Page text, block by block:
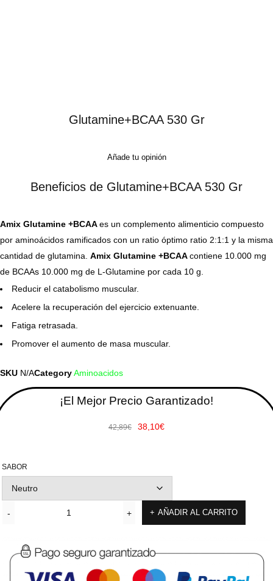
Glutamine+BCAA 530 Gr
Añade tu opinión
Beneficios de Glutamine+BCAA 530 Gr
Amix Glutamine +BCAAes un complemento alimenticio compuesto
por aminoácidos ramificados con un ratio óptimo ratio 2:1:1 y la misma
cantidad de glutamina. Amix Glutamine +BCAAcontiene 10.000 mg
de BCAAs 10.000 mg de L-Glutamine por cada 10 g.
Reducir el catabolismo muscular.
Acelere la recuperación del ejercicio extenuante.
Fatiga retrasada.
Promover el aumento de masa muscular.
SKU N/ACategoryAminoacidos
¡El Mejor Precio Garantizado!
42,89€ 38,10€
SABOR
AÑADIR AL CARRITO